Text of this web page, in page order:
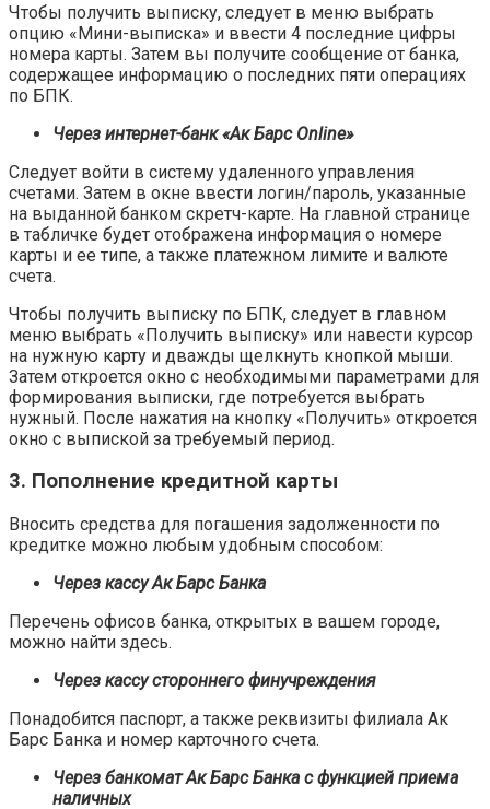
Чтобы получить выписку, следует в меню выбрать
опцию «Мини-выписка» и ввести 4 последние цифры
номера карты. Затем вы получите сообщение от банка,
содержащее информацию о последних пяти операциях
по БПК.
Через интернет-банк «Ак Барс Online»
Следует войти в систему удаленного управления
счетами. Затем в окне ввести логин/пароль, указанные
на выданной банком скретч-карте. На главной странице
в табличке будет отображена информация о номере
карты и ее типе, а также платежном лимите и валюте
счета.
Чтобы получить выписку по БПК, следует в главном
меню выбрать «Получить выписку» или навести курсор
на нужную карту и дважды щелкнуть кнопкой мыши.
Затем откроется окно с необходимыми параметрами для
формирования выписки, где потребуется выбрать
нужный. После нажатия на кнопку «Получить» откроется
окно с выпиской за требуемый период.
3. Пополнение кредитной карты
Вносить средства для погашения задолженности по
кредитке можно любым удобным способом:
Через кассу Ак Барс Банка
Перечень офисов банка, открытых в вашем городе,
можно найти здесь.
Через кассу стороннего финучреждения
Понадобится паспорт, а также реквизиты филиала Ак
Барс Банка и номер карточного счета.
Через банкомат Ак Барс Банка с функцией приема
наличных